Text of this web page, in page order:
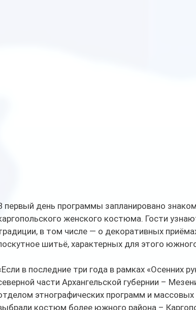
первый день программы запланировано
женского костюма. Гости
в том числе — о декоративных
шитьё, характерных для этого
в последние три года в рамках «Осенних
части Архангельской губернии –
этнографических программ и
костюм более южного района –